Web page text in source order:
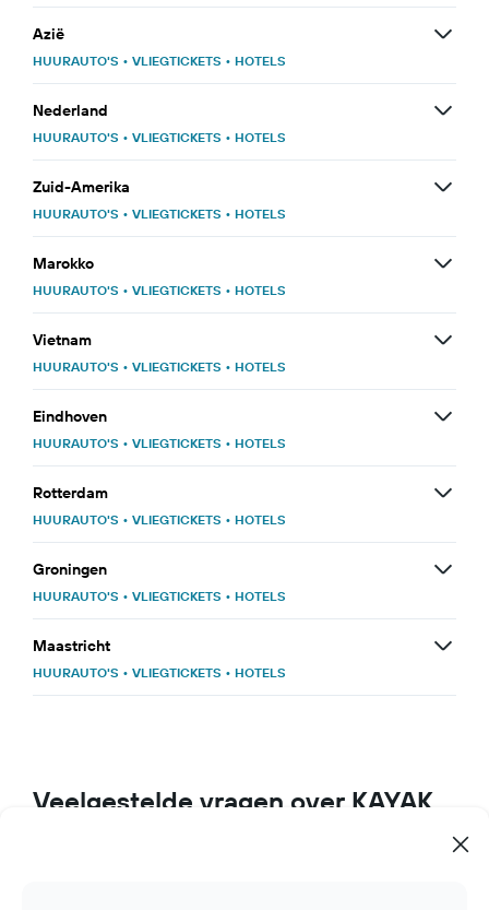
Azië
HUURAUTO'S • VLIEGTICKETS • HOTELS
Nederland
HUURAUTO'S • VLIEGTICKETS • HOTELS
Zuid-Amerika
HUURAUTO'S • VLIEGTICKETS • HOTELS
Marokko
HUURAUTO'S • VLIEGTICKETS • HOTELS
Vietnam
HUURAUTO'S • VLIEGTICKETS • HOTELS
Eindhoven
HUURAUTO'S • VLIEGTICKETS • HOTELS
Rotterdam
HUURAUTO'S • VLIEGTICKETS • HOTELS
Groningen
HUURAUTO'S • VLIEGTICKETS • HOTELS
Maastricht
HUURAUTO'S • VLIEGTICKETS • HOTELS
Veelgestelde vragen over KAYAK